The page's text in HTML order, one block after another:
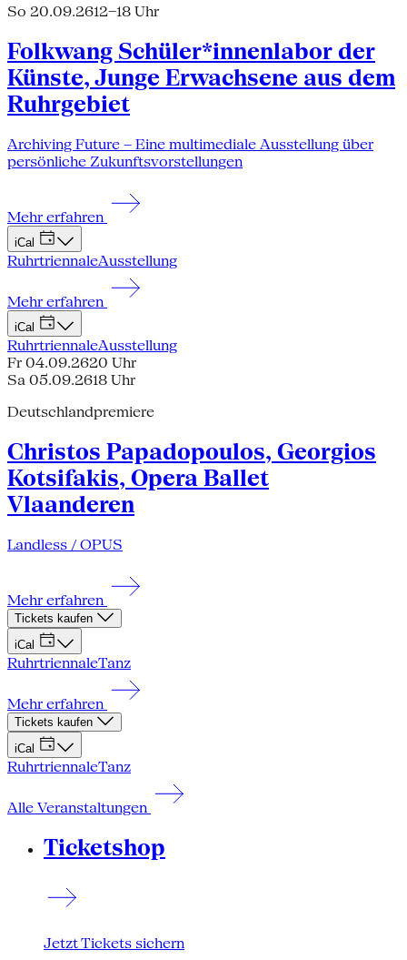
So 20.09.2612–18 Uhr
Folkwang Schüler*innenlabor der
Künste, Junge Erwachsene aus dem
Ruhrgebiet
Archiving Future – Eine multimediale Ausstellung über
persönliche Zukunftsvorstellungen
Mehr erfahren
iCal
RuhrtriennaleAusstellung
Mehr erfahren
iCal
RuhrtriennaleAusstellung
Fr 04.09.2620 Uhr
Sa 05.09.2618 Uhr
Deutschlandpremiere
Christos Papadopoulos, Georgios
Kotsifakis, Opera Ballet
Vlaanderen
Landless / OPUS
Mehr erfahren
Tickets kaufen
iCal
RuhrtriennaleTanz
Mehr erfahren
Tickets kaufen
iCal
RuhrtriennaleTanz
Alle Veranstaltungen
Ticketshop
Jetzt Tickets sichern